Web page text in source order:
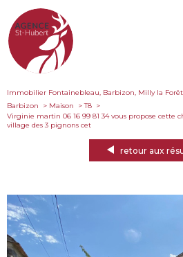
Immobilier Fontainebleau, Barbizon, Milly la Forêt
Barbizon
Maison
T8
virginie martin 06 16 99 81 34 vous propose cette charmante longere situee dans un
village des 3 pignons cet
retour aux